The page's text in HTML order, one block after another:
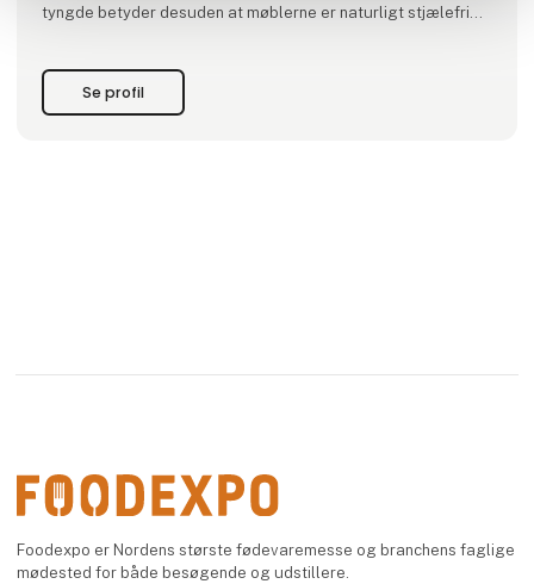
tyngde betyder desuden at møblerne er naturligt stjælefrie.
Se profil
Foodexpo er Nordens største fødevaremesse og branchens faglige
mødested for både besøgende og udstillere.